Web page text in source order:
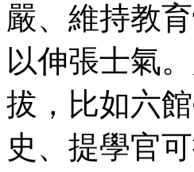
嚴、維持教
以伸張士氣
拔，比如六
史、提學官